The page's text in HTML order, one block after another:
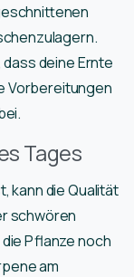
deine Ernte
Vorbereitungen
Tages
kann die Qualität
schwören
Pflanze noch
am